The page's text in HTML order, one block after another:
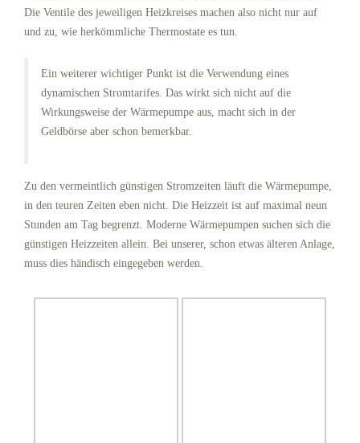
Die Ventile des jeweiligen Heizkreises machen also nicht nur auf
und zu, wie herkömmliche Thermostate es tun.
Ein weiterer wichtiger Punkt ist die Verwendung eines
dynamischen Stromtarifes. Das wirkt sich nicht auf die
Wirkungsweise der Wärmepumpe aus, macht sich in der
Geldbörse aber schon bemerkbar.
Zu den vermeintlich günstigen Stromzeiten läuft die Wärmepumpe,
in den teuren Zeiten eben nicht. Die Heizzeit ist auf maximal neun
Stunden am Tag begrenzt. Moderne Wärmepumpen suchen sich die
günstigen Heizzeiten allein. Bei unserer, schon etwas älteren Anlage,
muss dies händisch eingegeben werden.